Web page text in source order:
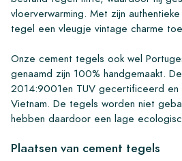
vloerverwarming. Met zijn
tegel een vleugje vintage charme
Onze cement tegels ook wel
genaamd zijn 100% handgemaakt.
2014:9001en TUV gecertificeerd en
Vietnam. De tegels worden niet
hebben daardoor een lage
Plaatsen van cement tegels